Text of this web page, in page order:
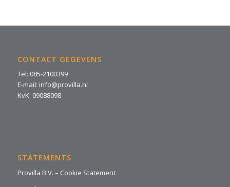
CONTACT GEGEVENS
Tel: 085-2100399
E-mail: info@provilla.nl
KvK: 09088098
STATEMENTS
Provilla B.V. – Cookie Statement